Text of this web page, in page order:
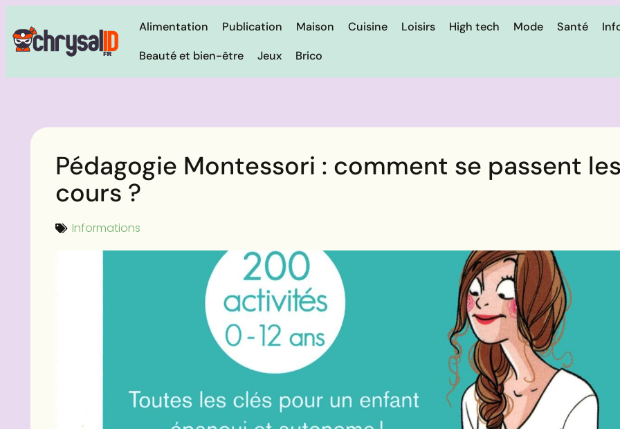
Alimentation Publication Maison Cuisine Loisirs High tech Mode Santé
Beauté et bien-être
Jeux Brico
Pédagogie Montessori : comment se passent les
cours ?
Informations